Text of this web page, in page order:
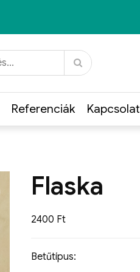
Referenciák Kapcsolat
Flaska
2400 Ft
Betűtípus: